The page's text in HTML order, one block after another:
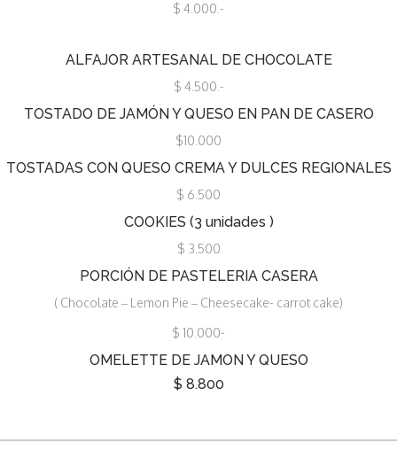
$ 4.000.-
ALFAJOR ARTESANAL DE CHOCOLATE
$ 4.500.-
TOSTADO DE JAMÓN Y QUESO EN PAN DE CASERO
$10.000
TOSTADAS CON QUESO CREMA Y DULCES REGIONALES
$ 6.500
COOKIES (3 unidades )
$ 3.500
PORCIÓN DE PASTELERIA CASERA
( Chocolate – Lemon Pie – Cheesecake- carrot cake)
$ 10.000-
OMELETTE DE JAMON Y QUESO
$ 8.800